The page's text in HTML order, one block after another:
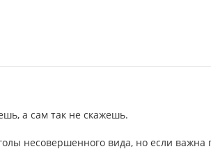
а сам так не скажешь.
несовершенного вида, но если важна